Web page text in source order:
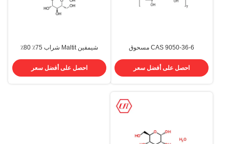
CAS 9050-36-6 مسحوق
الصف المحليات 99.1٪
احصل على أفضل سعر
شيمفين Maltit شراب 75٪ 80٪
احصل على أفضل سعر